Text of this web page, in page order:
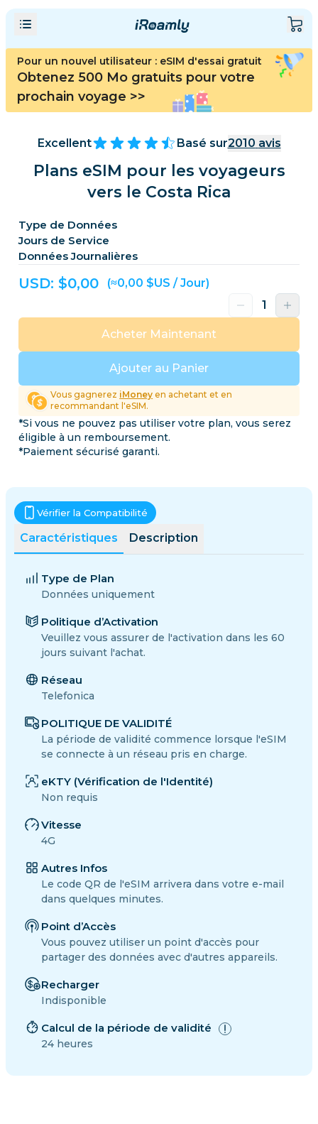
Pour un nouvel utilisateur : eSIM d'essai gratuit
Obtenez 500 Mo gratuits pour votre
prochain voyage >>
Excellent Basé sur2010 avis
Plans eSIM pour les voyageurs
vers le Costa Rica
Type de Données
Jours de Service
Données Journalières
USD: $0,00 (≈0,00 $US / Jour)
Ajouter au Panier
Acheter Maintenant
Vous gagnerez iMoney en achetant et en
recommandant l'eSIM.
*Si vous ne pouvez pas utiliser votre plan, vous serez
éligible à un remboursement.
*Paiement sécurisé garanti.
Caractéristiques Description
Vérifier la Compatibilité
Type de Plan
Données uniquement
Politique d’Activation
Veuillez vous assurer de l'activation dans les 60
jours suivant l'achat.
Réseau
Telefonica
POLITIQUE DE VALIDITÉ
La période de validité commence lorsque l'eSIM
se connecte à un réseau pris en charge.
eKTY (Vérification de l'Identité)
Non requis
Vitesse
4G
Autres Infos
Le code QR de l'eSIM arrivera dans votre e-mail
dans quelques minutes.
Point d’Accès
Vous pouvez utiliser un point d'accès pour
partager des données avec d'autres appareils.
Recharger
Indisponible
Calcul de la période de validité
24 heures